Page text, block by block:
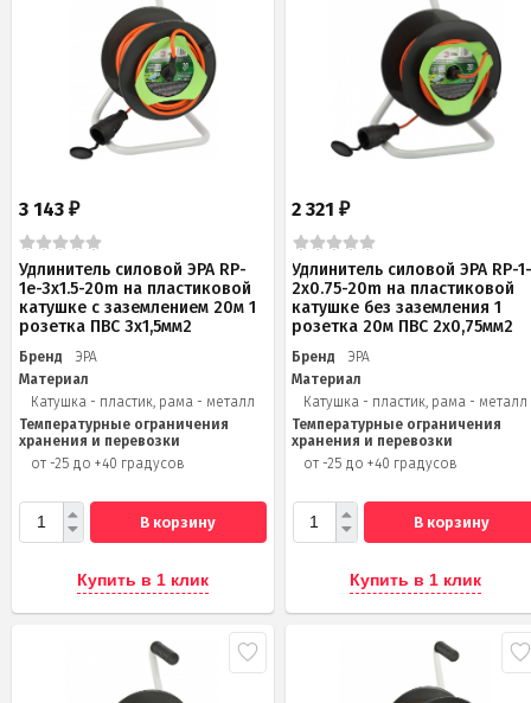
3 143 ₽
Удлинитель силовой ЭРА RP-
1e-3x1.5-20m на пластиковой
катушке c заземлением 20м 1
розетка ПВС 3х1,5мм2
Бренд
ЭРА
Материал
Катушка - пластик, рама - металл
Температурные ограничения
хранения и перевозки
от -25 до +40 градусов
В корзину
Купить в 1 клик
2 321₽
Удлинитель силовой ЭРА RP-
2x0.75-20m на пластиковой
катушке без заземления 1
розетка 20м ПВС 2х0,75мм2
Бренд
ЭРА
Материал
Катушка - пластик, рама - металл
Температурные ограничения
хранения и перевозки
от -25 до +40 градусов
В корзину
Купить в 1 клик